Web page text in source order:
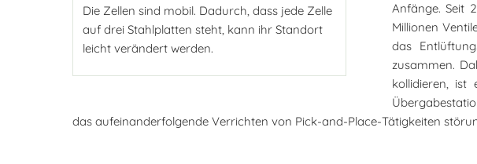
Die Zellen sind mobil. Dadurch, dass jede Zelle
auf drei Stahlplatten steht, kann ihr Standort
leicht verändert werden.
Anfänge. Seit
Millionen
das
zusammen.
kollidieren, ist
das aufeinanderfolgende Verrichten von Pick-and-Place-Tätigkeiten